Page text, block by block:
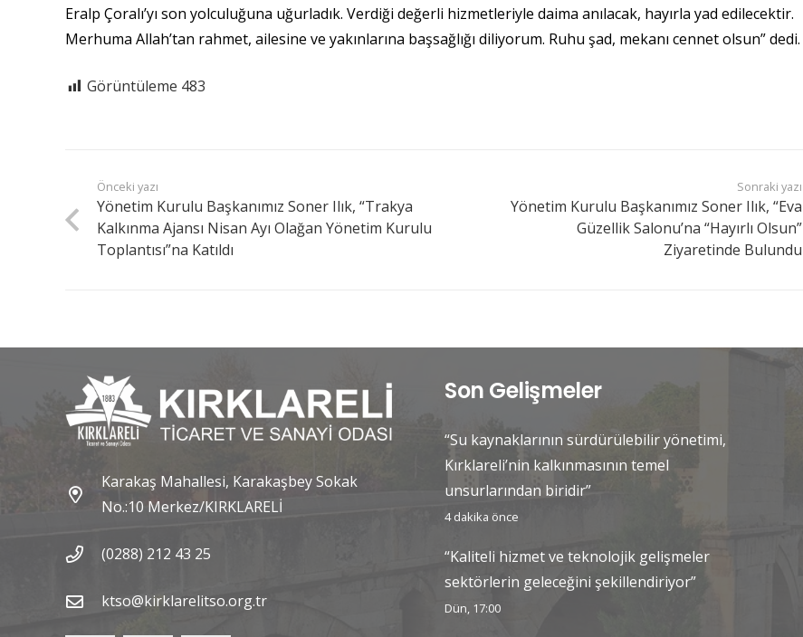
Eralp Çoralı’yı son yolculuğuna uğurladık. Verdiği değerli hizmetleriyle daima anılacak, hayırla yad edilecektir.
Merhuma Allah’tan rahmet, ailesine ve yakınlarına başsağlığı diliyorum. Ruhu şad, mekanı cennet olsun” dedi.
Görüntüleme 483
Önceki yazı
Yönetim Kurulu Başkanımız Soner Ilık, “Trakya
Kalkınma Ajansı Nisan Ayı Olağan Yönetim Kurulu
Toplantısı”na Katıldı
Sonraki yazı
Yönetim Kurulu Başkanımız Soner Ilık, “Eva
Güzellik Salonu’na “Hayırlı Olsun”
Ziyaretinde Bulundu
Karakaş Mahallesi, Karakaşbey Sokak
No.:10 Merkez/KIRKLARELİ
(0288) 212 43 25
ktso@kirklarelitso.org.tr
Son Gelişmeler
“Su kaynaklarının sürdürülebilir yönetimi,
Kırklareli’nin kalkınmasının temel
unsurlarından biridir”
4 dakika önce
“Kaliteli hizmet ve teknolojik gelişmeler
sektörlerin geleceğini şekillendiriyor”
Dün, 17:00